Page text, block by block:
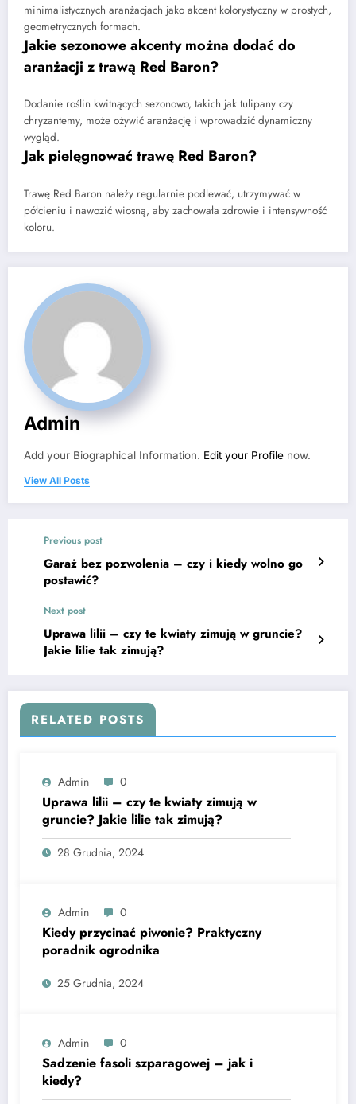
minimalistycznych aranżacjach jako akcent kolorystyczny w prostych,
geometrycznych formach.
Jakie sezonowe akcenty można dodać do
aranżacji z trawą Red Baron?
Dodanie roślin kwitnących sezonowo, takich jak tulipany czy
chryzantemy, może ożywić aranżację i wprowadzić dynamiczny
wygląd.
Jak pielęgnować trawę Red Baron?
Trawę Red Baron należy regularnie podlewać, utrzymywać w
półcieniu i nawozić wiosną, aby zachowała zdrowie i intensywność
koloru.
Admin
Add your Biographical Information. Edit your Profile now.
View All Posts
Previous post
Garaż bez pozwolenia – czy i kiedy wolno go
postawić?
Next post
Uprawa lilii – czy te kwiaty zimują w gruncie?
Jakie lilie tak zimują?
RELATED POSTS
Admin 0
Uprawa lilii – czy te kwiaty zimują w
gruncie? Jakie lilie tak zimują?
28 Grudnia, 2024
Admin 0
Kiedy przycinać piwonie? Praktyczny
poradnik ogrodnika
25 Grudnia, 2024
Admin 0
Sadzenie fasoli szparagowej – jak i
kiedy?